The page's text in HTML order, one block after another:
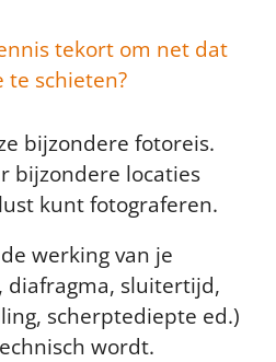
tekort om net dat
te schieten?
bijzondere fotoreis.
bijzondere locaties
kunt fotograferen.
werking van je
diafragma, sluitertijd,
scherptediepte ed.)
wordt.